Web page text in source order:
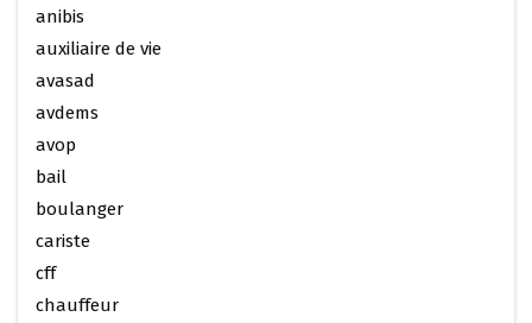
anibis
auxiliaire de vie
avasad
avdems
avop
bail
boulanger
cariste
cff
chauffeur